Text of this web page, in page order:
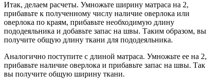
Итак, делаем расчеты. Умножьте ширину матраса на 2,
прибавьте к полученному числу наличие оверлока или
оверлока по краям, прибавьте необходимую длину
пододеяльника и добавьте запас на швы. Таким образом, вы
получите общую длину ткани для пододеяльника.
Аналогично поступите с длиной матраса. Умножьте ее на 2,
прибавьте наличие оверлока и прибавьте запас на швы. Так
вы получите общую ширину ткани.